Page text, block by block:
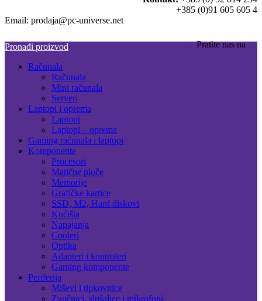
+385 (0)91 605 605 4
Email: prodaja@pc-universe.net
Pratite nas na
Pronađi proizvod
Računala
Računala
Mini računala
Serveri
Laptopi i oprema
Laptopi
Laptopi – oprema
Gaming računala i laptopi
Komponente
Procesori
Matične ploče
Memorije
Grafičke kartice
SSD, M2, Hard diskovi
Kućišta
Napajanja
Cooleri
Optika
Adapteri i kontroleri
Gaming komponente
Periferija
Miševi i tipkovnice
Zvučnici, slušalice i mikrofoni